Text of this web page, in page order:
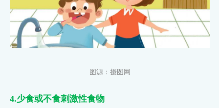
图源：摄图网
4.少食或不食刺激性食物